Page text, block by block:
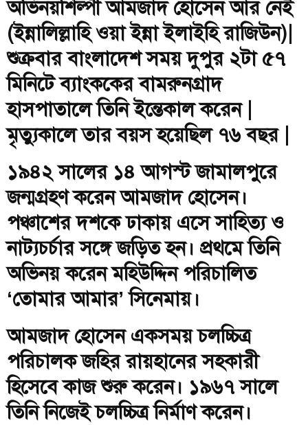
অভিনয়শিল্পী আমজাদ হোসেন আর নেই
(ইন্নালিল্লাহি ওয়া ইন্না ইলাইহি রাজিউন)|
শুক্রবার বাংলাদেশ সময় দুপুর ২টা ৫৭
মিনিটে ব্যাংককের বামরুনগ্রাদ
হাসপাতালে তিনি ইন্তেকাল করেন |
মৃত্যুকালে তার বয়স হয়েছিল ৭৬ বছর |
১৯৪২ সালের ১৪ আগস্ট জামালপুরে
জন্মগ্রহণ করেন আমজাদ হোসেন।
পঞ্চাশের দশকে ঢাকায় এসে সাহিত্য ও
নাট্যচর্চার সঙ্গে জড়িত হন। প্রথমে তিনি
অভিনয় করেন মহিউদ্দিন পরিচালিত
‘তোমার আমার’ সিনেমায়।
আমজাদ হোসেন একসময় চলচ্চিত্র
পরিচালক জহির রায়হানের সহকারী
হিসেবে কাজ শুরু করেন। ১৯৬৭ সালে
তিনি নিজেই চলচ্চিত্র নির্মাণ করেন।